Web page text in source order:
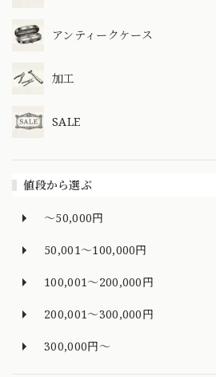
アンティークケース
加工
SALE
値段から選ぶ
～50,000円
50,001～100,000円
100,001～200,000円
200,001～300,000円
300,000円～